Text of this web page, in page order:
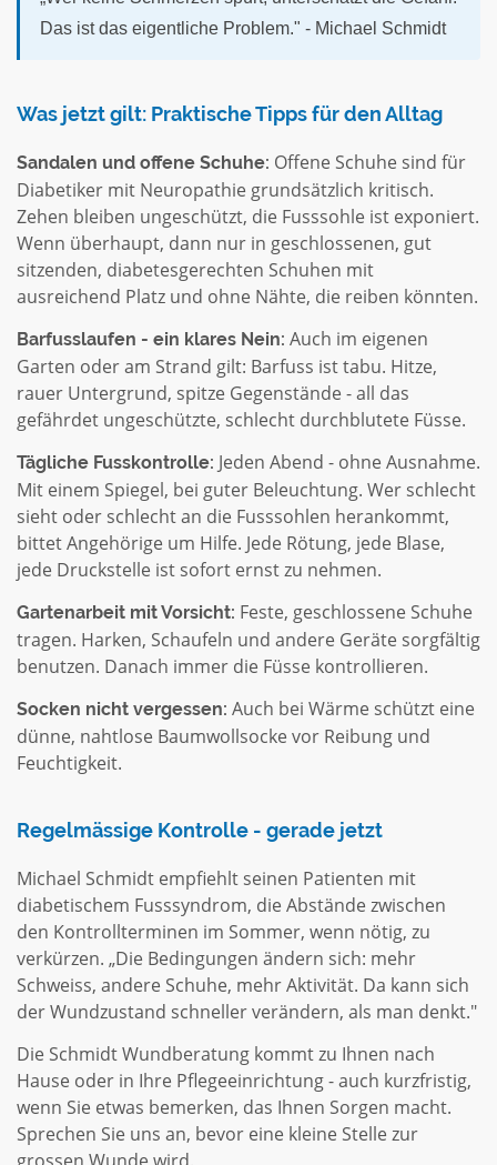
Das ist das eigentliche Problem." - Michael Schmidt
Was jetzt gilt: Praktische Tipps für den Alltag
Sandalen und offene Schuhe: Offene Schuhe sind für
Diabetiker mit Neuropathie grundsätzlich kritisch.
Zehen bleiben ungeschützt, die Fusssohle ist exponiert.
Wenn überhaupt, dann nur in geschlossenen, gut
sitzenden, diabetesgerechten Schuhen mit
ausreichend Platz und ohne Nähte, die reiben könnten.
Barfusslaufen - ein klares Nein: Auch im eigenen
Garten oder am Strand gilt: Barfuss ist tabu. Hitze,
rauer Untergrund, spitze Gegenstände - all das
gefährdet ungeschützte, schlecht durchblutete Füsse.
Tägliche Fusskontrolle: Jeden Abend - ohne Ausnahme.
Mit einem Spiegel, bei guter Beleuchtung. Wer schlecht
sieht oder schlecht an die Fusssohlen herankommt,
bittet Angehörige um Hilfe. Jede Rötung, jede Blase,
jede Druckstelle ist sofort ernst zu nehmen.
Gartenarbeit mit Vorsicht: Feste, geschlossene Schuhe
tragen. Harken, Schaufeln und andere Geräte sorgfältig
benutzen. Danach immer die Füsse kontrollieren.
Socken nicht vergessen: Auch bei Wärme schützt eine
dünne, nahtlose Baumwollsocke vor Reibung und
Feuchtigkeit.
Regelmässige Kontrolle - gerade jetzt
Michael Schmidt empfiehlt seinen Patienten mit
diabetischem Fusssyndrom, die Abstände zwischen
den Kontrollterminen im Sommer, wenn nötig, zu
verkürzen. „Die Bedingungen ändern sich: mehr
Schweiss, andere Schuhe, mehr Aktivität. Da kann sich
der Wundzustand schneller verändern, als man denkt."
Die Schmidt Wundberatung kommt zu Ihnen nach
Hause oder in Ihre Pflegeeinrichtung - auch kurzfristig,
wenn Sie etwas bemerken, das Ihnen Sorgen macht.
Sprechen Sie uns an, bevor eine kleine Stelle zur